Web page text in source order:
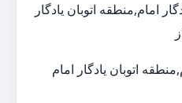
امام,منطقه اتوبان یادگار
اتوبان یادگار امام